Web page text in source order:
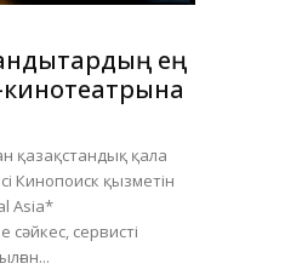
ең
қазақстандық қала
Кинопоиск қызметін
Asia*
сәйкес, сервисті